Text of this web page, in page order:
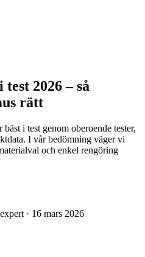
2026 – så
rätt
i test genom oberoende tester,
I vår bedömning väger vi
och enkel rengöring
· 16 mars 2026